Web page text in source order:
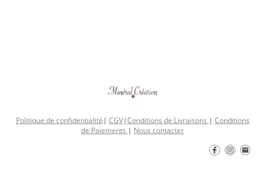
Politique de confidentialité | CGV|Conditions de Livraisons | Conditions
de Paiements | Nous contacter